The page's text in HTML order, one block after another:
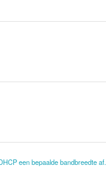
een bepaalde bandbreedte af.